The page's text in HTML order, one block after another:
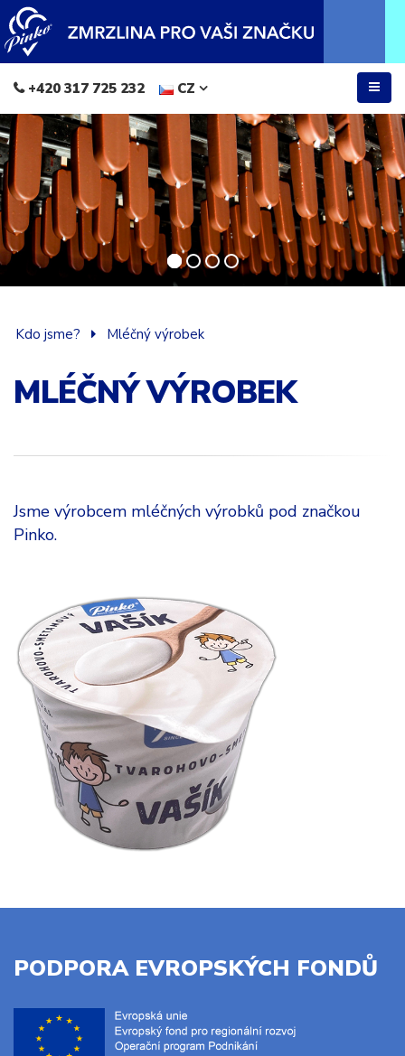
+420 317 725 232 CZ
Kdo jsme? Mléčný výrobek
MLÉČNÝ VÝROBEK
Jsme výrobcem mléčných výrobků pod značkou
Pinko.
PODPORA EVROPSKÝCH FONDŮ